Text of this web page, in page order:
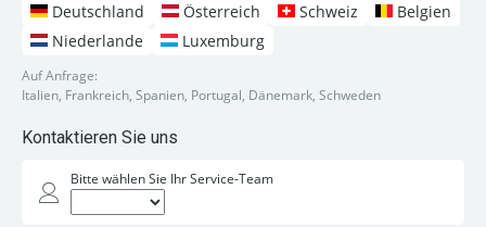
Deutschland
Österreich Schweiz
Belgien
Niederlande
Luxemburg
Auf Anfrage:
Italien, Frankreich, Spanien, Portugal, Dänemark, Schweden
Kontaktieren Sie uns
Bitte wählen Sie Ihr Service-Team